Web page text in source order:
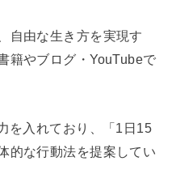
自由な生き方を実現す
籍やブログ・YouTubeで
を入れており、「1日15
的な行動法を提案してい